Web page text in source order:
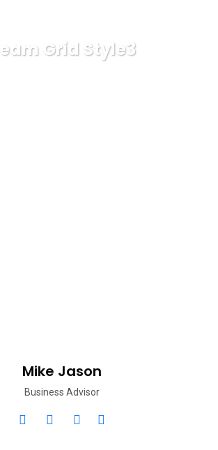
Grid Style3
Mike Jason
Business Advisor